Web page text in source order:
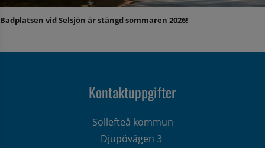
Badplatsen vid Selsjön är stängd sommaren 2026!
Kontaktuppgifter
Sollefteå kommun
Djupövägen 3